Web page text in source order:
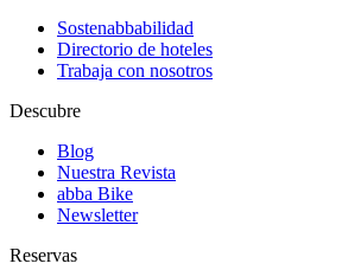
Sostenabbabilidad
Directorio de hoteles
Trabaja con nosotros
Descubre
Blog
Nuestra Revista
abba Bike
Newsletter
Reservas